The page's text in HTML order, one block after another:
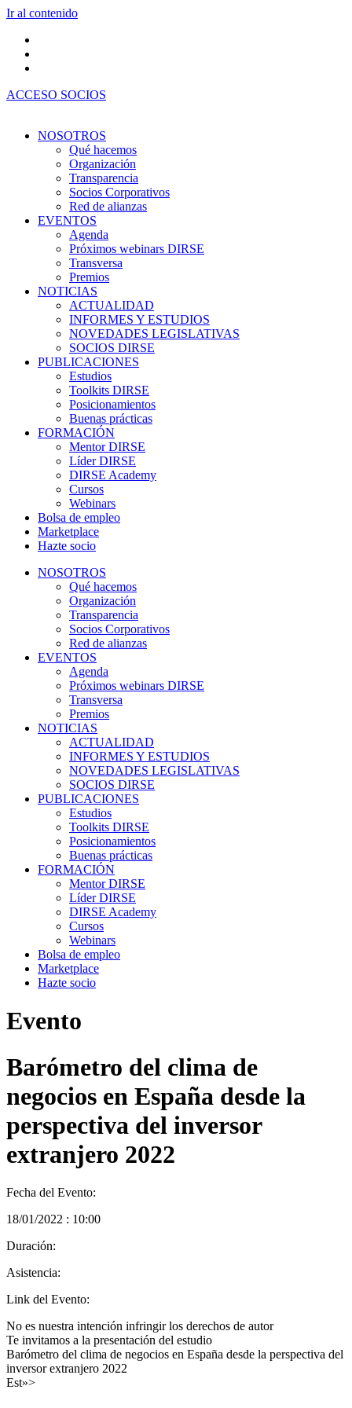
Ir al contenido
ACCESO SOCIOS
NOSOTROS
Qué hacemos
Organización
Transparencia
Socios Corporativos
Red de alianzas
EVENTOS
Agenda
Próximos webinars DIRSE
Transversa
Premios
NOTICIAS
ACTUALIDAD
INFORMES Y ESTUDIOS
NOVEDADES LEGISLATIVAS
SOCIOS DIRSE
PUBLICACIONES
Estudios
Toolkits DIRSE
Posicionamientos
Buenas prácticas
FORMACIÓN
Mentor DIRSE
Líder DIRSE
DIRSE Academy
Cursos
Webinars
Bolsa de empleo
Marketplace
Hazte socio
NOSOTROS
Qué hacemos
Organización
Transparencia
Socios Corporativos
Red de alianzas
EVENTOS
Agenda
Próximos webinars DIRSE
Transversa
Premios
NOTICIAS
ACTUALIDAD
INFORMES Y ESTUDIOS
NOVEDADES LEGISLATIVAS
SOCIOS DIRSE
PUBLICACIONES
Estudios
Toolkits DIRSE
Posicionamientos
Buenas prácticas
FORMACIÓN
Mentor DIRSE
Líder DIRSE
DIRSE Academy
Cursos
Webinars
Bolsa de empleo
Marketplace
Hazte socio
Evento
Barómetro del clima de
negocios en España desde la
perspectiva del inversor
extranjero 2022
Fecha del Evento:
18/01/2022 : 10:00
Duración:
Asistencia:
Link del Evento:
No es nuestra intención infringir los derechos de autor
Te invitamos a la presentación del estudio
Barómetro del clima de negocios en España desde la perspectiva del
inversor extranjero 2022
Est»>